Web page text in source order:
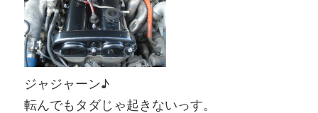
ジャジャーン♪
転んでもタダじゃ起きないっす。